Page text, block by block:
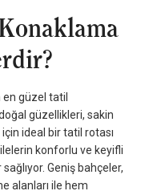
en güzel tatil
güzellikleri, sakin
ideal bir tatil rotası
konforlu ve keyifli
Geniş bahçeler,
alanları ile hem